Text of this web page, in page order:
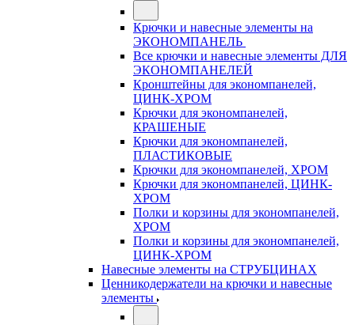
Крючки и навесные элементы на
ЭКОНОМПАНЕЛЬ
Все крючки и навесные элементы ДЛЯ
ЭКОНОМПАНЕЛЕЙ
Кронштейны для экономпанелей,
ЦИНК-ХРОМ
Крючки для экономпанелей,
КРАШЕНЫЕ
Крючки для экономпанелей,
ПЛАСТИКОВЫЕ
Крючки для экономпанелей, ХРОМ
Крючки для экономпанелей, ЦИНК-
ХРОМ
Полки и корзины для экономпанелей,
ХРОМ
Полки и корзины для экономпанелей,
ЦИНК-ХРОМ
Навесные элементы на СТРУБЦИНАХ
Ценникодержатели на крючки и навесные
элементы